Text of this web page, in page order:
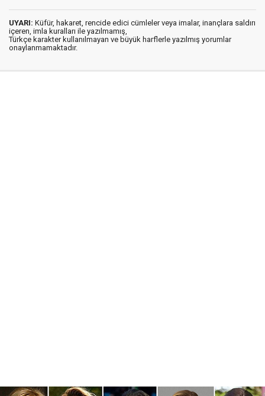
UYARI: Küfür, hakaret, rencide edici cümleler veya imalar, inançlara saldırı
içeren, imla kuralları ile yazılmamış,
Türkçe karakter kullanılmayan ve büyük harflerle yazılmış yorumlar
onaylanmamaktadır.